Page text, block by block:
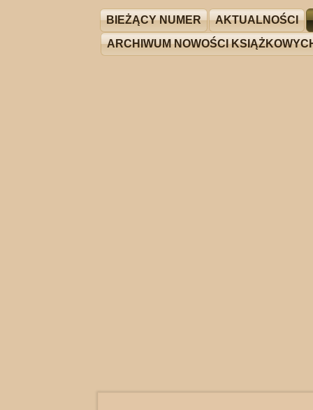
BIEŻĄCY NUMER AKTUALNOŚCI
ARCHIWUM NOWOŚCI